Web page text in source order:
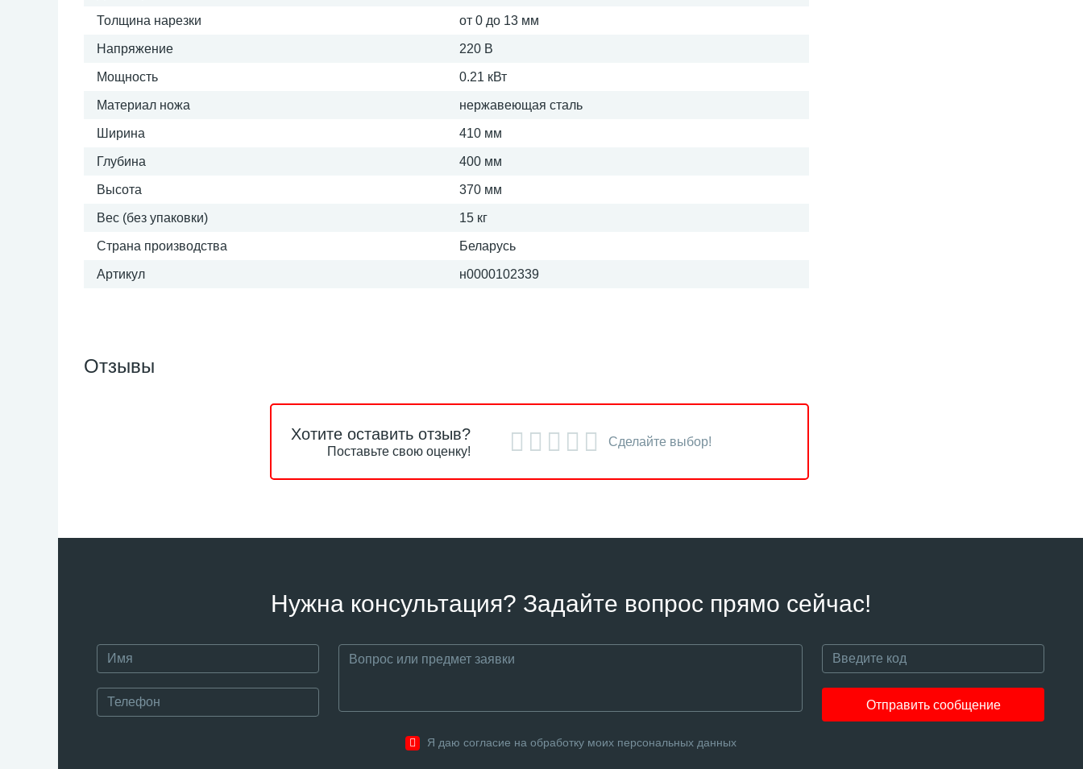
Толщина нарезки от 0 до 13 мм
Напряжение 220 В
Мощность 0.21 кВт
Материал ножа нержавеющая сталь
Ширина 410 мм
Глубина 400 мм
Высота 370 мм
Вес (без упаковки) 15 кг
Страна производства Беларусь
Артикул н0000102339
Отзывы
Хотите оставить отзыв?
Поставьте свою оценку!
Сделайте выбор!
Нужна консультация? Задайте вопрос прямо сейчас!
Отправить сообщение
Я даю согласие на обработку моих персональных данных